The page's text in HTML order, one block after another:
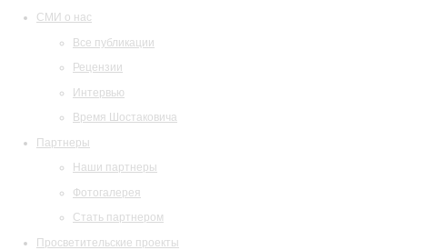
СМИ о нас
Все публикации
Рецензии
Интервью
Время Шостаковича
Партнеры
Наши партнеры
Фотогалерея
Стать партнером
Просветительские проекты